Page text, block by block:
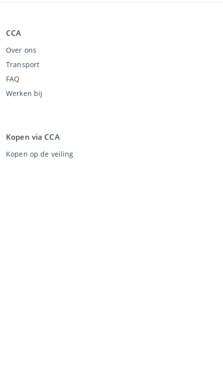
CCA
Over ons
Transport
FAQ
Werken bij
Kopen via CCA
Kopen op de veiling